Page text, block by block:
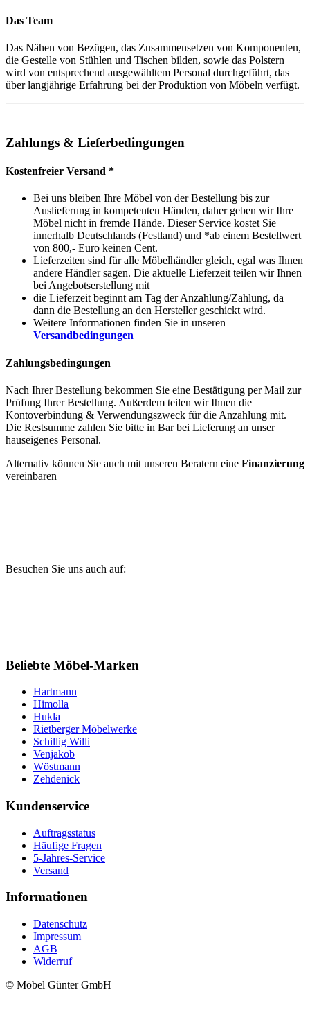
Das Team
Das Nähen von Bezügen, das Zusammensetzen von Komponenten,
die Gestelle von Stühlen und Tischen bilden, sowie das Polstern
wird von entsprechend ausgewähltem Personal durchgeführt, das
über langjährige Erfahrung bei der Produktion von Möbeln verfügt.
Zahlungs & Lieferbedingungen
Kostenfreier Versand *
Bei uns bleiben Ihre Möbel von der Bestellung bis zur
Auslieferung in kompetenten Händen, daher geben wir Ihre
Möbel nicht in fremde Hände. Dieser Service kostet Sie
innerhalb Deutschlands (Festland) und *ab einem Bestellwert
von 800,- Euro keinen Cent.
Lieferzeiten sind für alle Möbelhändler gleich, egal was Ihnen
andere Händler sagen. Die aktuelle Lieferzeit teilen wir Ihnen
bei Angebotserstellung mit
die Lieferzeit beginnt am Tag der Anzahlung/Zahlung, da
dann die Bestellung an den Hersteller geschickt wird.
Weitere Informationen finden Sie in unseren
Versandbedingungen
Zahlungsbedingungen
Nach Ihrer Bestellung bekommen Sie eine Bestätigung per Mail zur
Prüfung Ihrer Bestellung. Außerdem teilen wir Ihnen die
Kontoverbindung & Verwendungszweck für die Anzahlung mit.
Die Restsumme zahlen Sie bitte in Bar bei Lieferung an unser
hauseigenes Personal.
Alternativ können Sie auch mit unseren Beratern eine Finanzierung
vereinbaren
Besuchen Sie uns auch auf:
Beliebte Möbel-Marken
Hartmann
Himolla
Hukla
Rietberger Möbelwerke
Schillig Willi
Venjakob
Wöstmann
Zehdenick
Kundenservice
Auftragsstatus
Häufige Fragen
5-Jahres-Service
Versand
Informationen
Datenschutz
Impressum
AGB
Widerruf
© Möbel Günter GmbH